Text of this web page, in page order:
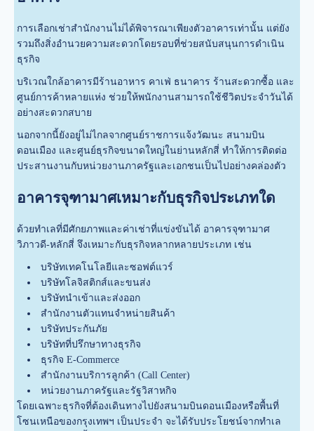
การเลือกเช่าสำนักงานไม่ได้พิจารณาเพียงตัวอาคารเท่านั้น แต่ยัง
รวมถึงสิ่งอำนวยความสะดวกโดยรอบที่ช่วยสนับสนุนการดำเนิน
ธุรกิจ
บริเวณใกล้อาคารมีร้านอาหาร คาเฟ่ ธนาคาร ร้านสะดวกซื้อ และ
ศูนย์การค้าหลายแห่ง ช่วยให้พนักงานสามารถใช้ชีวิตประจำวันได้
อย่างสะดวกสบาย
นอกจากนี้ยังอยู่ไม่ไกลจากศูนย์ราชการแจ้งวัฒนะ สนามบิน
ดอนเมือง และศูนย์ธุรกิจขนาดใหญ่ในย่านหลักสี่ ทำให้การติดต่อ
ประสานงานกับหน่วยงานภาครัฐและเอกชนเป็นไปอย่างคล่องตัว
อาคารจุฑามาศเหมาะกับธุรกิจประเภทใด
ด้วยทำเลที่มีศักยภาพและค่าเช่าที่แข่งขันได้ อาคารจุฑามาศ
วิภาวดี-หลักสี่ จึงเหมาะกับธุรกิจหลากหลายประเภท เช่น
บริษัทเทคโนโลยีและซอฟต์แวร์
บริษัทโลจิสติกส์และขนส่ง
บริษัทนำเข้าและส่งออก
สำนักงานตัวแทนจำหน่ายสินค้า
บริษัทประกันภัย
บริษัทที่ปรึกษาทางธุรกิจ
ธุรกิจ E-Commerce
สำนักงานบริการลูกค้า (Call Center)
หน่วยงานภาครัฐและรัฐวิสาหกิจ
โดยเฉพาะธุรกิจที่ต้องเดินทางไปยังสนามบินดอนเมืองหรือพื้นที่
โซนเหนือของกรุงเทพฯ เป็นประจำ จะได้รับประโยชน์จากทำเล